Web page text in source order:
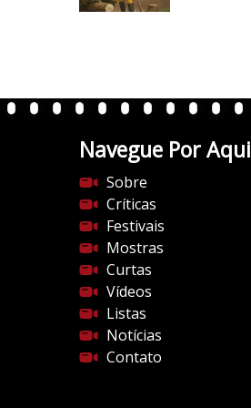
i
p
c
m
/
v
e
r
t
e
n
t
Navegue Por Aqui
Sobre
Críticas
Festivais
Mostras
Curtas
Vídeos
Listas
Notícias
Contato